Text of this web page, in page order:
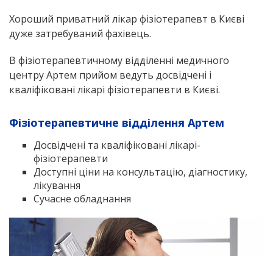
Хороший приватний лікар фізіотерапевт в Києві
дуже затребуваний фахівець.
В фізіотерапевтичному відділенні медичного
центру Артем прийом ведуть досвідчені і
кваліфіковані лікарі фізіотерапевти в Києві.
Фізіотерапевтичне відділення Артем
Досвідчені та кваліфіковані лікарі-
фізіотерапевти
Доступні ціни на консультацію, діагностику,
лікування
Сучасне обладнання